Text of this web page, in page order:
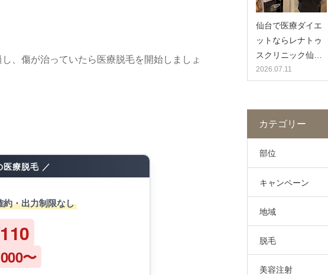
、傷が治っていたら医療脱毛を開始しましょ
医療脱毛 ／
・出力制限なし
〜
仙台で医療ダイエ
ットならレナトゥ
スクリニック仙…
2026.07.11
カテゴリー
部位
キャンペーン
地域
脱毛
美容注射